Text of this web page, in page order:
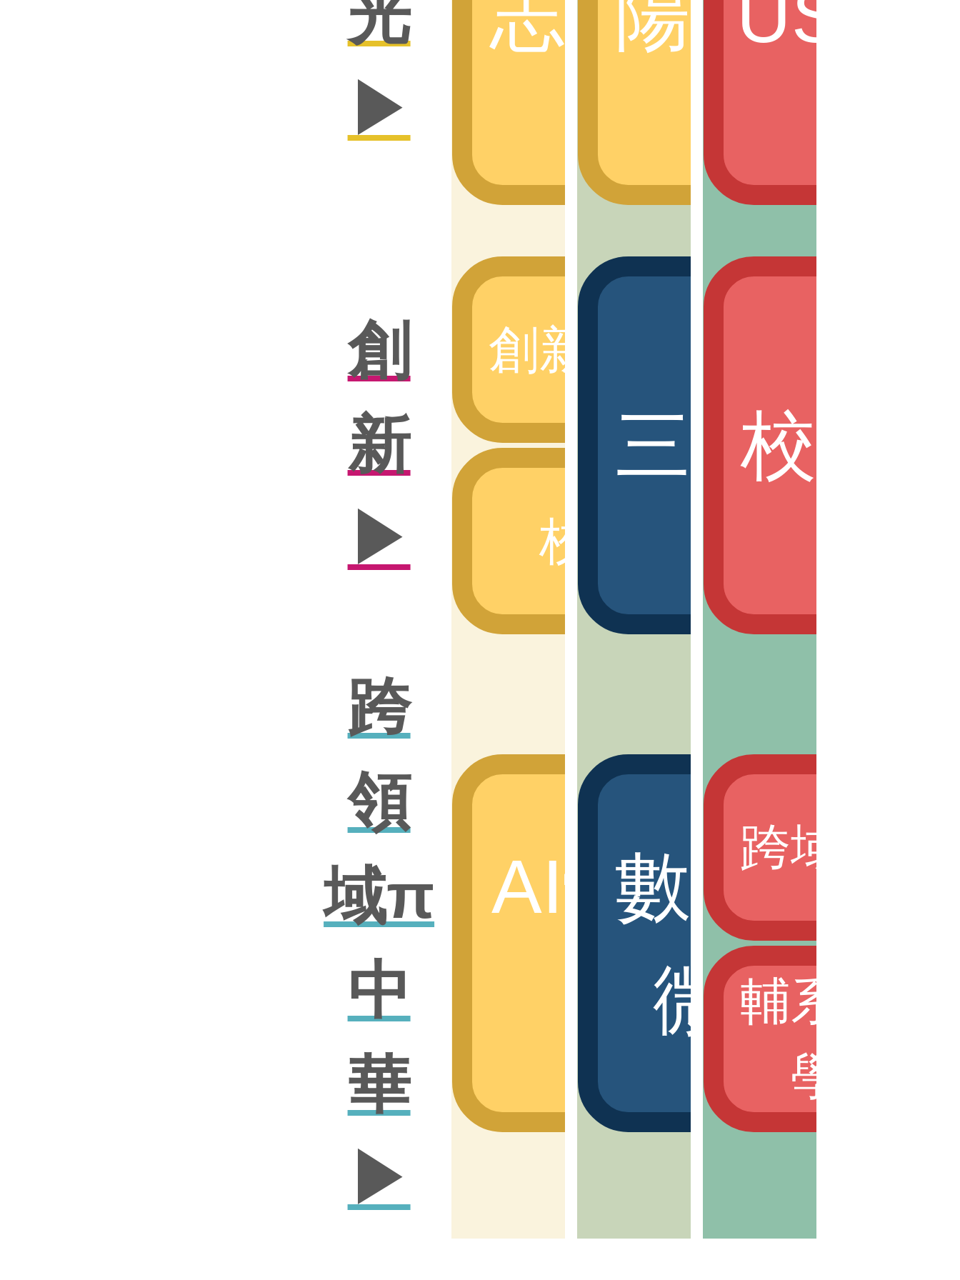
光
▶
創
新
▶
創新創意課程
校內競賽
三創學程
校外
跨
領
域π
中
華
▶
AI體驗趣
2.0
數位科技
微學程
跨域就業
輔系、雙
學分學